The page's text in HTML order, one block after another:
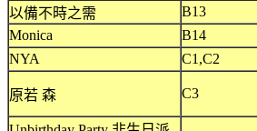
以備不時之需 B13
Monica
B14
NYA
C1,C2
原若 森 C3